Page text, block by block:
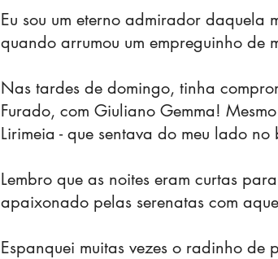
Eu sou um eterno admirador
quando arrumou um empreguinho de
Nas tardes de domingo, tinha
Furado, com Giuliano Gemma!
Lirimeia - que sentava do meu lado
Lembro que as noites eram curtas
apaixonado pelas serenatas com
Espanquei muitas vezes o radinho de